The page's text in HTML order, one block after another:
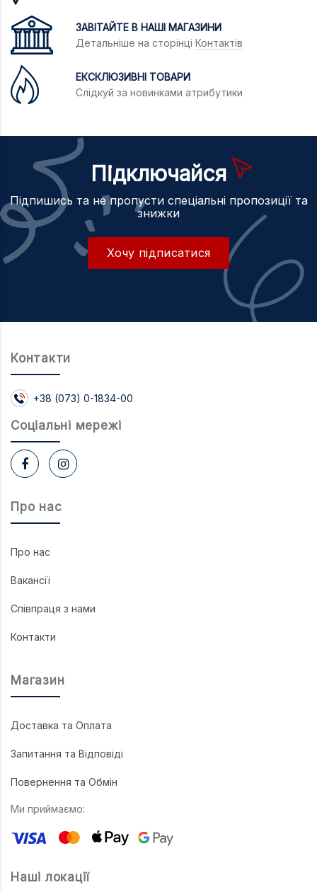
ЗАВІТАЙТЕ В НАШІ МАГАЗИНИ
Детальніше на сторінці Контактів
ЕКСКЛЮЗИВНІ ТОВАРИ
Слідкуй за новинками атрибутики
Підключайся
Підпишись та не пропусти спеціальні пропозиції та
знижки
Хочу підписатися
Про нас
Про нас
Вакансії
Співпраця з нами
Контакти
Магазин
Доставка та Оплата
Запитання та Відповіді
Повернення та Обмін
Ми приймаємо:
Наші локації
Контакти
+38 (073) 0-1834-00
Соцiальнi мережi